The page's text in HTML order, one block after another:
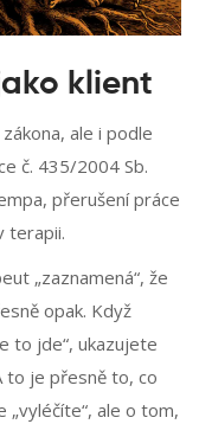
klient
ale i podle
č. 435/2004 Sb.
přerušení práce
terapii.
„zaznamená“, že
opak. Když
to jde“, ukazujete
to je přesně to, co
ale o tom,